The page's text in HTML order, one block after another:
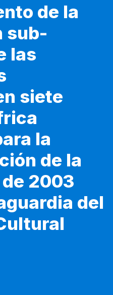
de la
sub-
las
siete
la
de la
2003
del